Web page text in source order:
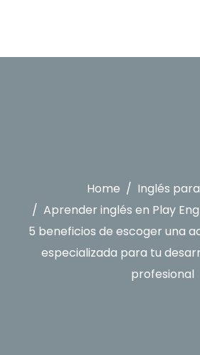
Home
Inglés
Aprender inglés en Play
5 beneficios de escoger una
especializada para tu
profesional